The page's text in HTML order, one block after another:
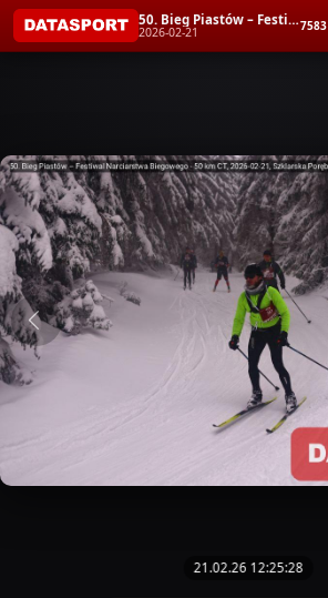
50. Bieg Piastów – Festiwal Narciarstwa Biegowego - 50 km CT
2026-02-21 7583
21.02.26 12:25:28